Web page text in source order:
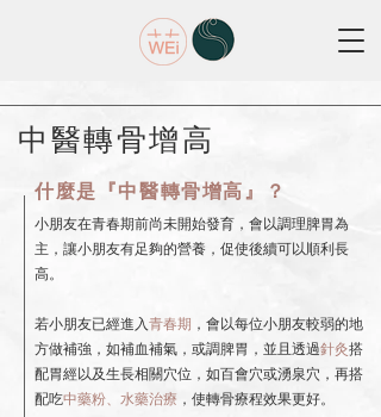
​中醫轉骨增高
什麼是​『中醫轉骨增高』？
小朋友在青春期前尚未開始發育，會以調理脾胃為
主，讓小朋友有足夠的營養，促使後續可以順利長
高。
若小朋友已經進入青春期 ，會以每位小朋友較弱的地
方做補強，如補血補氣，或調脾胃，並且透過針灸搭
配胃經以及生長相關穴位，如百會穴或湧泉穴，再搭
配吃中藥粉、水藥治療 ，使轉骨療程效果更好。